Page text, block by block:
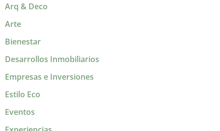
Arq & Deco
Arte
Bienestar
Desarrollos Inmobiliarios
Empresas e Inversiones
Estilo Eco
Eventos